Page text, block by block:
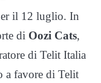
il 12 luglio. In
di Oozi Cats,
di Telit Italia
a favore di Telit